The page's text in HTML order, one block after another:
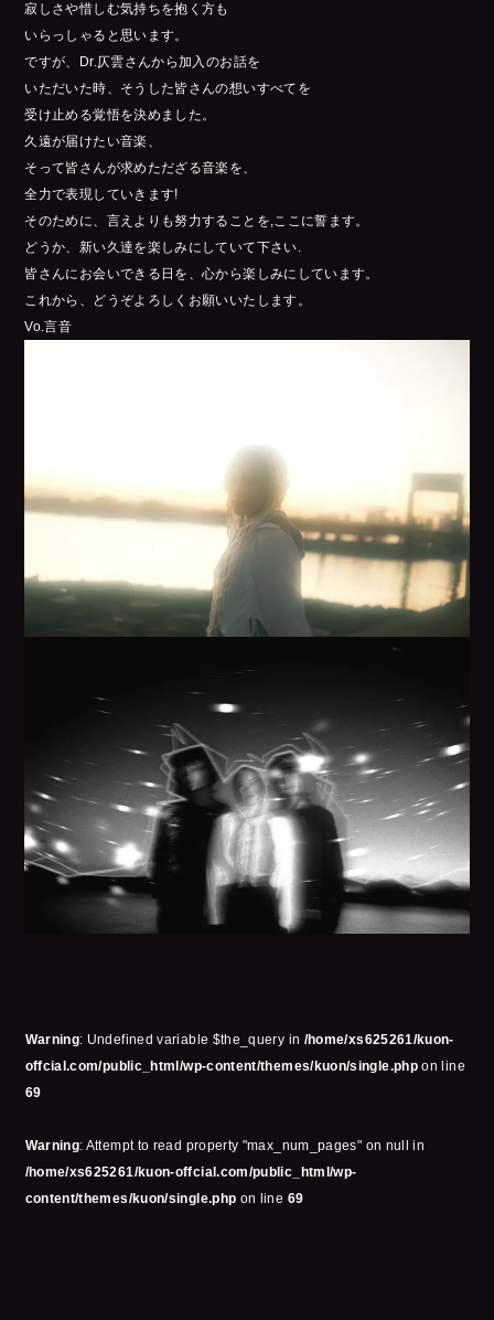
寂しさや惜しむ気持ちを抱く方も
いらっしゃると思います。
ですが、Dr.仄雲さんから加入のお話を
いただいた時、そうした皆さんの想いすべてを
受け止める覚悟を決めました。
久遠が届けたい音楽、
そって皆さんが求めただざる音楽を、
全力で表現していきます!
そのために、言えよりも努力することを,ここに誓ます。
どうか、新い久達を楽しみにしていて下さい.
皆さんにお会いできる日を、心から楽しみにしています。
これから、どうぞよろしくお願いいたします。
Vo.言音
Warning: Undefined variable $the_query in /home/xs625261/kuon-
offcial.com/public_html/wp-content/themes/kuon/single.php on line
69
Warning: Attempt to read property "max_num_pages" on null in
/home/xs625261/kuon-offcial.com/public_html/wp-
content/themes/kuon/single.php on line 69